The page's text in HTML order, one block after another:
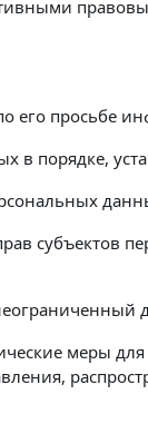
его просьбе
в порядке,
субъектов
меры